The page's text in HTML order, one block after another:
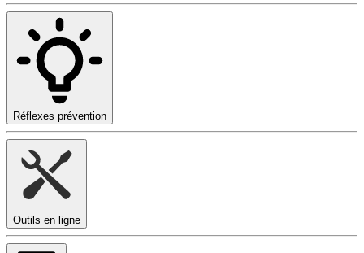
Réflexes prévention
Outils en ligne